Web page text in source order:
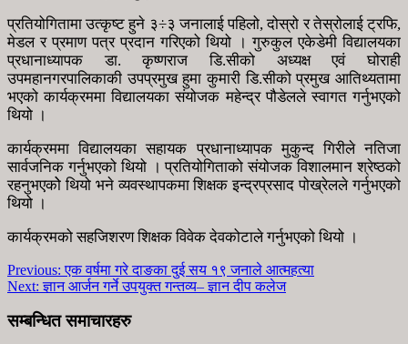
प्रतियोगितामा उत्कृष्ट हुने ३÷३ जनालाई पहिलो, दोस्रो र तेस्रोलाई ट्रफि,
मेडल र प्रमाण पत्र प्रदान गरिएको थियो । गुरुकुल एकेडेमी विद्यालयका
प्रधानाध्यापक डा. कृष्णराज डि.सीको अध्यक्ष एवं घोराही
उपमहानगरपालिकाकी उपप्रमुख हुमा कुमारी डि.सीको प्रमुख आतिथ्यतामा
भएको कार्यक्रममा विद्यालयका संयोजक महेन्द्र पौडेलले स्वागत गर्नुभएको
थियो ।
कार्यक्रममा विद्यालयका सहायक प्रधानाध्यापक मुकुन्द गिरीले नतिजा
सार्वजनिक गर्नुभएको थियो । प्रतियोगिताको संयोजक विशालमान श्रेष्ठको
रहनुभएकोे थियो भने व्यवस्थापकमा शिक्षक इन्द्रप्रसाद पोख्रेलले गर्नुभएको
थियो ।
कार्यक्रमको सहजिशरण शिक्षक विवेक देवकोटाले गर्नुभएको थियो ।
Previous: एक वर्षमा गरे दाङका दुई सय १९ जनाले आत्महत्या
Next: ज्ञान आर्जन गर्ने उपयुक्त गन्तव्य– ज्ञान दीप कलेज
सम्बन्धित समाचारहरु